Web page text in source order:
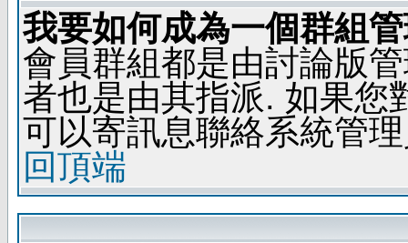
我要如何成為一個群組
會員群組都是由討論版
者也是由其指派. 如果您
可以寄訊息聯絡系統管
回頂端